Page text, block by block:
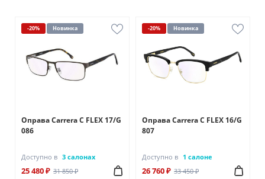
-20% Новинка
Оправа Carrera C FLEX 17/G
086
Доступно в 3 салонах
25 480 ₽ 31 850 ₽
-20% Новинка
Оправа Carrera C FLEX 16/G
807
Доступно в 1 салоне
26 760 ₽ 33 450 ₽